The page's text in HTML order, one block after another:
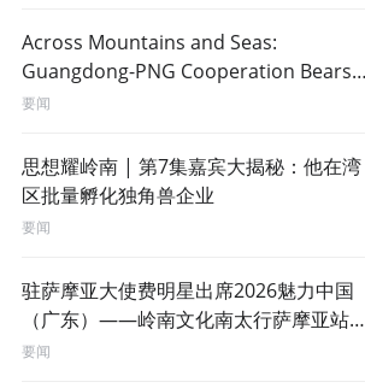
Across Mountains and Seas:
Guangdong-PNG Cooperation Bears
Fruit
要闻
思想耀岭南 | 第7集嘉宾大揭秘：他在湾
区批量孵化独角兽企业
要闻
驻萨摩亚大使费明星出席2026魅力中国
（广东）——岭南文化南太行萨摩亚站活
动
要闻